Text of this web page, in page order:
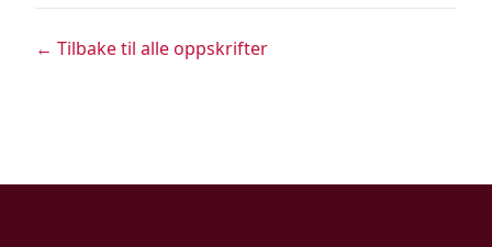
← Tilbake til alle oppskrifter